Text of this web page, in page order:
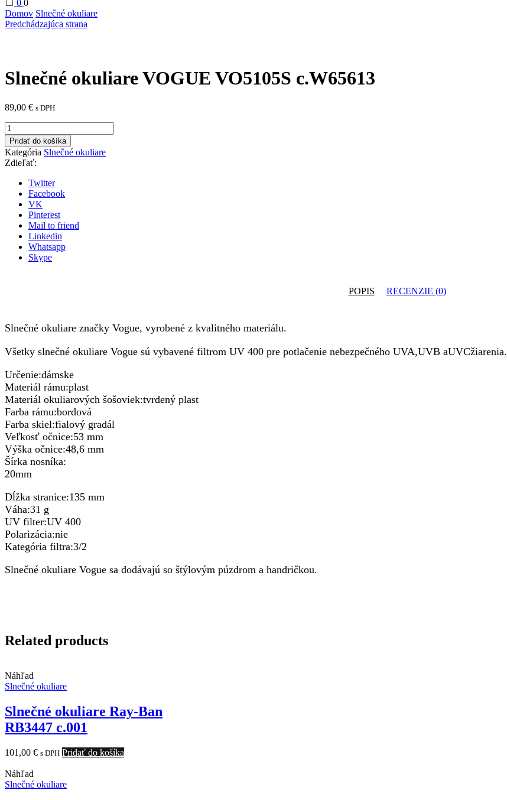
0 0
Domov Slnečné okuliare
Predchádzajúca strana
Slnečné okuliare VOGUE VO5105S c.W65613
89,00 € s DPH
množstvo
Slnečné
okuliare
VOGUE
VO5105S
c.W65613
Pridať do košíka
Kategória Slnečné okuliare
Zdieľať:
Twitter
Facebook
VK
Pinterest
Mail to friend
Linkedin
Whatsapp
Skype
POPIS RECENZIE (0)
Slnečné okuliare značky Vogue, vyrobené z kvalitného materiálu.
Všetky slnečné okuliare Vogue sú vybavené filtrom UV 400 pre potlačenie nebezpečného UVA,UVB aUVCžiarenia.
Určenie:dámske
Materiál rámu:plast
Materiál okuliarových šošoviek:tvrdený plast
Farba rámu:bordová
Farba skiel:fialový gradál
Veľkosť očnice:53 mm
Výška očnice:48,6 mm
Šírka nosníka:
20mm
Dĺžka stranice:135 mm
Váha:31 g
UV filter:UV 400
Polarizácia:nie
Kategória filtra:3/2
Slnečné okuliare Vogue sa dodávajú so štýlovým púzdrom a handričkou.
Related products
Náhľad
Slnečné okuliare
Slnečné okuliare Ray-Ban
RB3447 c.001
101,00 € s DPH Pridať do košíka
Náhľad
Slnečné okuliare